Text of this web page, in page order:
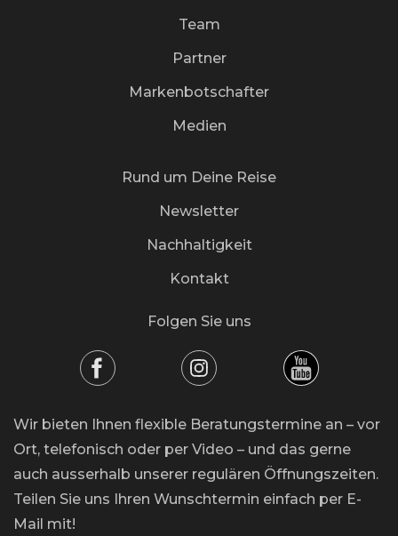
Team
Partner
Markenbotschafter
Medien
Rund um Deine Reise
Newsletter
Nachhaltigkeit
Kontakt
Folgen Sie uns
Wir bieten Ihnen flexible Beratungstermine an – vor
Ort, telefonisch oder per Video – und das gerne
auch ausserhalb unserer regulären Öffnungszeiten.
Teilen Sie uns Ihren Wunschtermin einfach per E-
Mail mit!